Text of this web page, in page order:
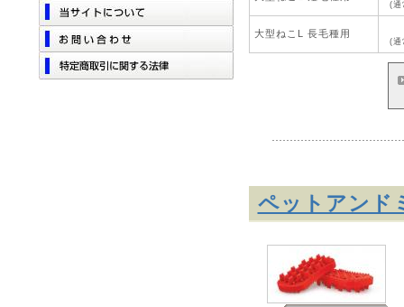
(通
大型ねこL 長毛種用
(通
ペットアンド